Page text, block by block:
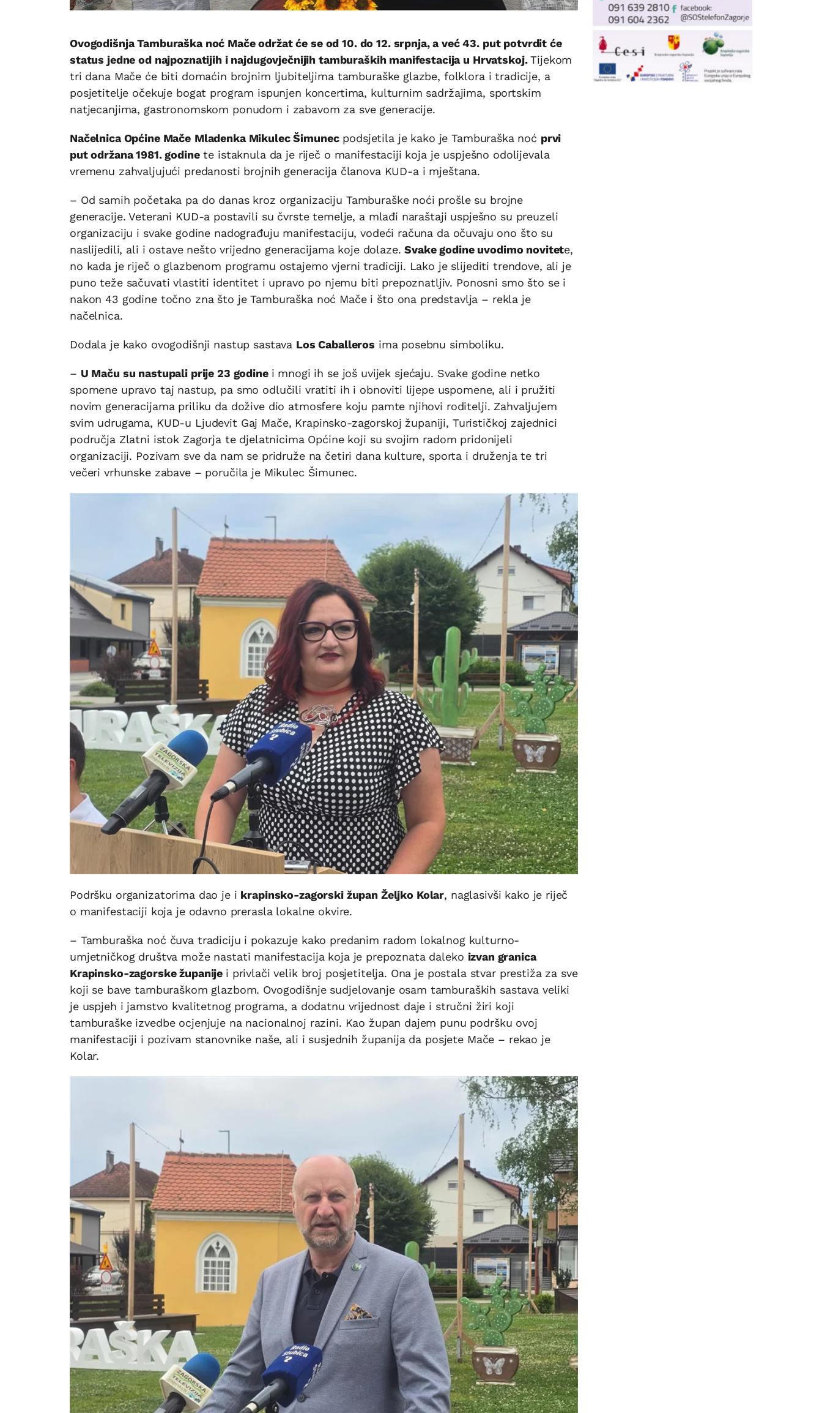
Ovogodišnja Tamburaška noć Mače održat će se od 10. do 12. srpnja, a već 43. put potvrdit će
status jedne od najpoznatijih i najdugovječnijih tamburaških manifestacija u Hrvatskoj.Tijekom
tri dana Mače će biti domaćin brojnim ljubiteljima tamburaške glazbe, folklora i tradicije, a
posjetitelje očekuje bogat program ispunjen koncertima, kulturnim sadržajima, sportskim
natjecanjima, gastronomskom ponudom i zabavom za sve generacije.
Načelnica Općine Mače Mladenka Mikulec Šimunecpodsjetila je kako je Tamburaška noć prvi
put održana 1981. godinete istaknula da je riječ o manifestaciji koja je uspješno odolijevala
vremenu zahvaljujući predanosti brojnih generacija članova KUD-a i mještana.
– Od samih početaka pa do danas kroz organizaciju Tamburaške noći prošle su brojne
generacije. Veterani KUD-a postavili su čvrste temelje, a mlađi naraštaji uspješno su preuzeli
organizaciju i svake godine nadograđuju manifestaciju, vodeći računa da očuvaju ono što su
naslijedili, ali i ostave nešto vrijedno generacijama koje dolaze.Svake godine uvodimo novitete,
no kada je riječ o glazbenom programu ostajemo vjerni tradiciji. Lako je slijediti trendove, ali je
puno teže sačuvati vlastiti identitet i upravo po njemu biti prepoznatljiv. Ponosni smo što se i
nakon 43 godine točno zna što je Tamburaška noć Mače i što ona predstavlja – rekla je
načelnica.
Dodala je kako ovogodišnji nastup sastava Los Caballeros ima posebnu simboliku.
– U Maču su nastupali prije 23 godine i mnogi ih se još uvijek sjećaju. Svake godine netko
spomene upravo taj nastup, pa smo odlučili vratiti ih i obnoviti lijepe uspomene, ali i pružiti
novim generacijama priliku da dožive dio atmosfere koju pamte njihovi roditelji. Zahvaljujem
svim udrugama, KUD-u Ljudevit Gaj Mače, Krapinsko-zagorskoj županiji, Turističkoj zajednici
područja Zlatni istok Zagorja te djelatnicima Općine koji su svojim radom pridonijeli
organizaciji. Pozivam sve da nam se pridruže na četiri dana kulture, sporta i druženja te tri
večeri vrhunske zabave – poručila je Mikulec Šimunec.
Podršku organizatorima dao je i krapinsko-zagorski župan Željko Kolar, naglasivši kako je riječ
o manifestaciji koja je odavno prerasla lokalne okvire.
– Tamburaška noć čuva tradiciju i pokazuje kako predanim radom lokalnog kulturno-
umjetničkog društva može nastati manifestacija koja je prepoznata daleko izvan granica
Krapinsko-zagorske županije i privlači velik broj posjetitelja. Ona je postala stvar prestiža za sve
koji se bave tamburaškom glazbom. Ovogodišnje sudjelovanje osam tamburaških sastava veliki
je uspjeh i jamstvo kvalitetnog programa, a dodatnu vrijednost daje i stručni žiri koji
tamburaške izvedbe ocjenjuje na nacionalnoj razini. Kao župan dajem punu podršku ovoj
manifestaciji i pozivam stanovnike naše, ali i susjednih županija da posjete Mače – rekao je
Kolar.